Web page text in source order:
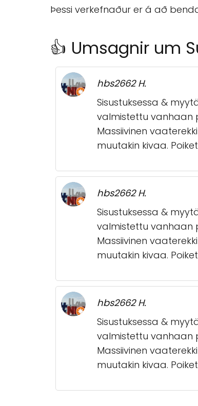
Þessi verkefnaður er á að
👍 Umsagnir um
hbs2662 H.
Sisustuksessa &
valmistettu vanhaan
Massiivinen
muutakin kivaa.
hbs2662 H.
Sisustuksessa &
valmistettu vanhaan
Massiivinen
muutakin kivaa.
hbs2662 H.
Sisustuksessa &
valmistettu vanhaan
Massiivinen
muutakin kivaa.